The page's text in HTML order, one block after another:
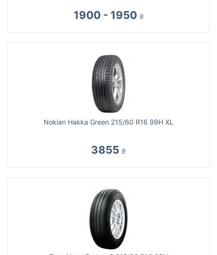
1900 - 1950 ₴
Nokian Hakka Green 215/60 R16 99H XL
3855 ₴